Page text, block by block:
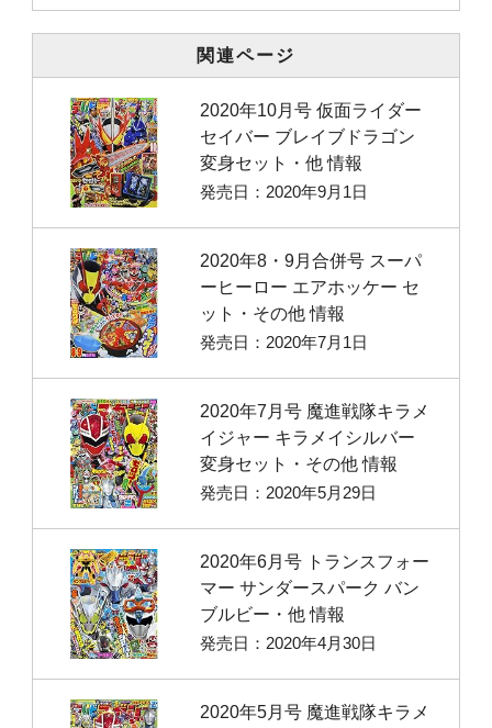
関連ページ
2020年10月号 仮面ライダー
セイバー ブレイブドラゴン
変身セット・他 情報
発売日：2020年9月1日
2020年8・9月合併号 スーパ
ーヒーロー エアホッケー セ
ット・その他 情報
発売日：2020年7月1日
2020年7月号 魔進戦隊キラメ
イジャー キラメイシルバー
変身セット・その他 情報
発売日：2020年5月29日
2020年6月号 トランスフォー
マー サンダースパーク バン
ブルビー・他 情報
発売日：2020年4月30日
2020年5月号 魔進戦隊キラメ